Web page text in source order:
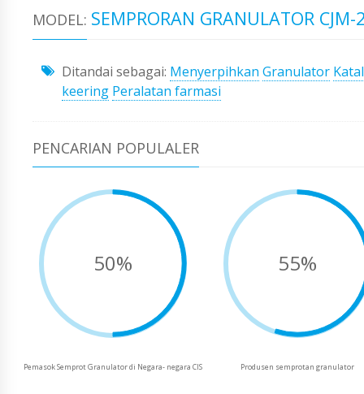
MODEL: SEMPRORAN GRANULATOR CJM-
Ditandai sebagai: Menyerpihkan Granulator
keering Peralatan farmasi
PENCARIAN POPULALER
50%
Pemasok Semprot Granulator di Negara- negara CIS
55%
Produsen semprotan granulator